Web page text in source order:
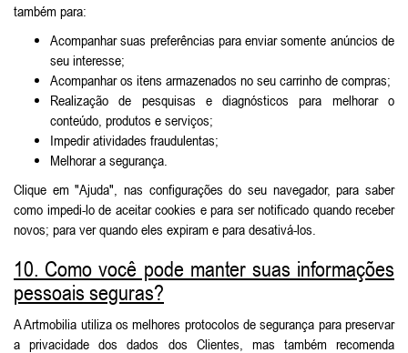
também para:
Acompanhar suas preferências para enviar somente anúncios de
seu interesse;
Acompanhar os itens armazenados no seu carrinho de compras;
Realização de pesquisas e diagnósticos para melhorar o
conteúdo, produtos e serviços;
Impedir atividades fraudulentas;
Melhorar a segurança.
Clique em "Ajuda", nas configurações do seu navegador, para saber
como impedi-lo de aceitar cookies e para ser notificado quando receber
novos; para ver quando eles expiram e para desativá-los.
10. Como você pode manter suas informações
pessoais seguras?
A Artmobilia utiliza os melhores protocolos de segurança para preservar
a privacidade dos dados dos Clientes, mas também recomenda